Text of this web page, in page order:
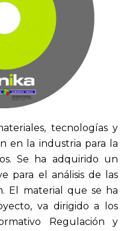
tecnologías y
en la industria para la
Se ha adquirido un
para el análisis de las
El material que se ha
va dirigido a los
Regulación y